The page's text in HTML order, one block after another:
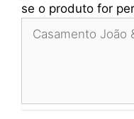
se o produto for